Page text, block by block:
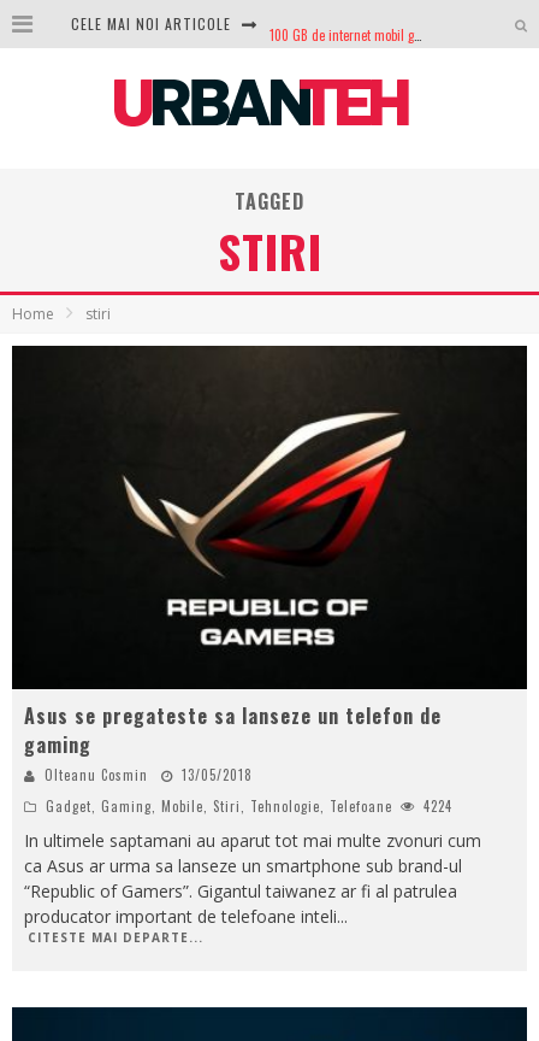
CELE MAI NOI ARTICOLE
TAGGED
STIRI
Home stiri
Asus se pregateste sa lanseze un telefon de
gaming
Olteanu Cosmin
13/05/2018
Gadget, Gaming, Mobile, Stiri, Tehnologie, Telefoane 4224
In ultimele saptamani au aparut tot mai multe zvonuri cum
ca Asus ar urma sa lanseze un smartphone sub brand-ul
“Republic of Gamers”. Gigantul taiwanez ar fi al patrulea
producator important de telefoane inteli...
CITESTE MAI DEPARTE...